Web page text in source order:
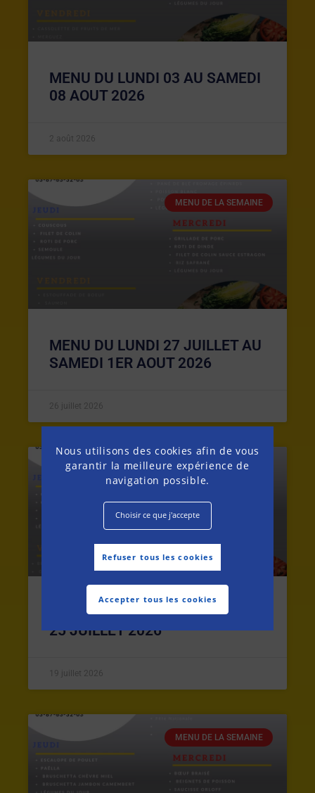
Nous utilisons des cookies afin de vous
garantir la meilleure expérience de
navigation possible.
Choisir ce que j'accepte
Refuser tous les cookies
Accepter tous les cookies
MENU DU LUNDI 03 AU SAMEDI
08 AOUT 2026
2 août 2026
MENU DE LA SEMAINE
MENU DU LUNDI 27 JUILLET AU
SAMEDI 1ER AOUT 2026
26 juillet 2026
MENU DE LA SEMAINE
MENU DU LUNDI 20 AU SAMEDI
25 JUILLET 2026
19 juillet 2026
MENU DE LA SEMAINE